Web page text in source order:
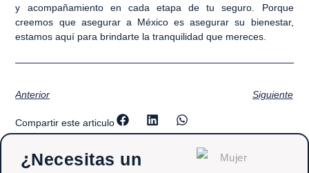
y acompañamiento en cada etapa de tu seguro. Porque
creemos que asegurar a México es asegurar su bienestar,
estamos aquí para brindarte la tranquilidad que mereces.
Anterior Siguiente
Compartir este articulo
¿Necesitas un